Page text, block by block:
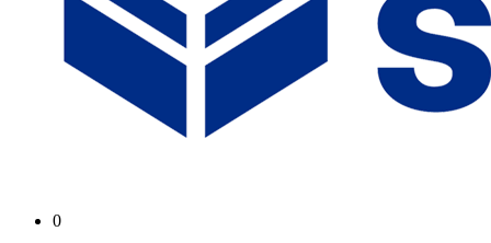
0